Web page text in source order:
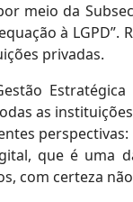
meio da
à
privadas.
as
que é uma
com certeza